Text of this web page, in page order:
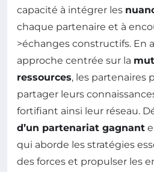
capacité à intégrer les
chaque partenaire et à
>échanges constructifs. En
approche centrée sur la
ressources, les partenaires
partager leurs
fortifiant ainsi leur réseau.
d’un partenariat gagnant
qui aborde les stratégies
des forces et propulser les